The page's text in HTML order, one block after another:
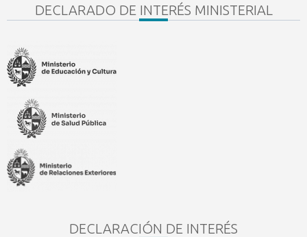
DECLARADO DE INTERÉS MINISTERIAL
DECLARACIÓN DE INTERÉS